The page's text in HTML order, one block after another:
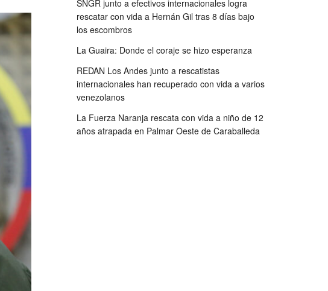
SNGR junto a efectivos internacionales logra
rescatar con vida a Hernán Gil tras 8 días bajo
los escombros
La Guaira: Donde el coraje se hizo esperanza
REDAN Los Andes junto a rescatistas
internacionales han recuperado con vida a varios
venezolanos
La Fuerza Naranja rescata con vida a niño de 12
años atrapada en Palmar Oeste de Caraballeda